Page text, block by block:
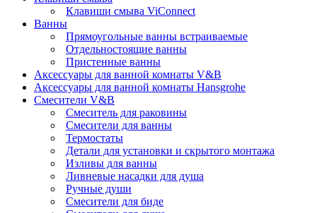
Клавиши смыва ViConnect
Ванны
Прямоугольные ванны встраиваемые
Отдельностоящие ванны
Пристенные ванны
Аксессуары для ванной комнаты V&B
Аксессуары для ванной комнаты Hansgrohe
Смесители V&B
Смеситель для раковины
Смесители для ванны
Термостаты
Детали для установки и скрытого монтажа
Изливы для ванны
Ливневые насадки для душа
Ручные души
Смесители для биде